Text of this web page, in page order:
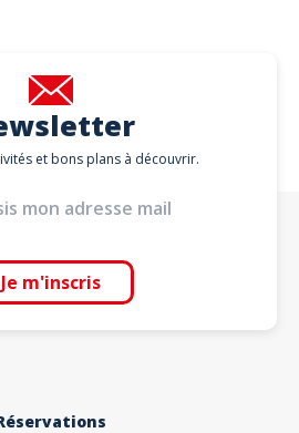
et bons plans à découvrir.
Je m'inscris